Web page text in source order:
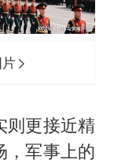
则更接近精
，军事上的